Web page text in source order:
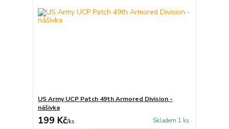
US Army UCP Patch 49th Armored Division -
nášivka
199 Kč/ks Skladem 1 ks